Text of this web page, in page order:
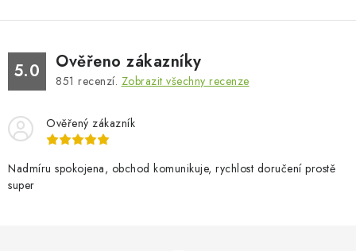
5.0 Ověřeno zákazníky
851 recenzí. Zobrazit všechny recenze
Ověřený zákazník
Nadmíru spokojena, obchod komunikuje, rychlost doručení prostě
super